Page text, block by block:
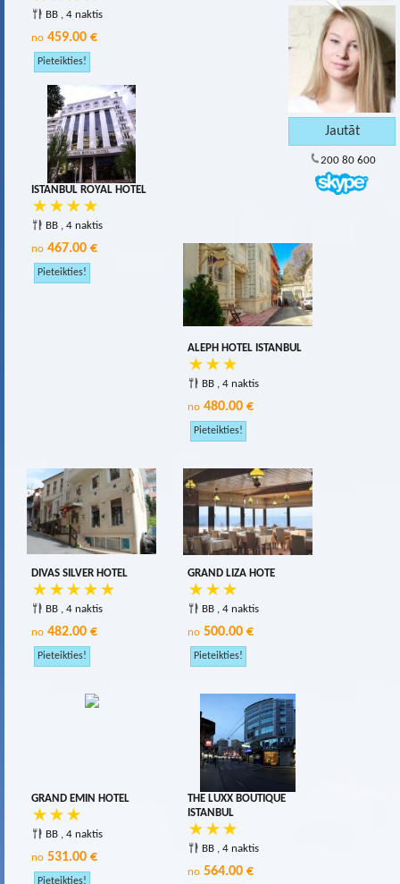
200 80 600
BB , 4 naktis
no 459.00 €
ISTANBUL ROYAL HOTEL
BB , 4 naktis
no 467.00 €
ALEPH HOTEL ISTANBUL
BB , 4 naktis
no 480.00 €
DIVAS SILVER HOTEL
BB , 4 naktis
no 482.00 €
GRAND LIZA HOTE
BB , 4 naktis
no 500.00 €
GRAND EMIN HOTEL
BB , 4 naktis
no 531.00 €
THE LUXX BOUTIQUE
ISTANBUL
BB , 4 naktis
no 564.00 €